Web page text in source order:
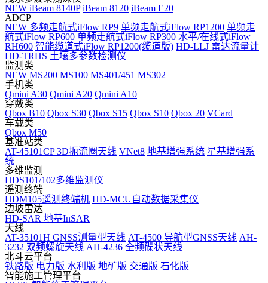
NEW iBeam 8140P iBeam 8120 iBeam E20
ADCP
NEW 多频走航式iFlow RP9 单频走航式iFlow RP1200 单频走
航式iFlow RP600 单频走航式iFlow RP300 水平/在线式iFlow
RH600 智能缆道式iFlow RP1200(缆道版) HD-LLJ 雷达流量计
HD-TRHS 土壤多参数检测仪
监测类
NEW MS200 MS100 MS401/451 MS302
手机类
Qmini A30 Qmini A20 Qmini A10
穿戴类
Qbox B10 Qbox S30 Qbox S15 Qbox S10 Qbox 20 VCard
车载类
Qbox M50
基准站类
AT-45101CP 3D扼流圈天线 VNet8 地基增强系统 星基增强系
统
多维监测
HDS101/102多维监测仪
遥测终端
HDM105遥测终端机 HD-MCU自动数据采集仪
边坡雷达
HD-SAR 地基InSAR
天线
AT-35101H GNSS测量型天线 AT-4500 导航型GNSS天线 AH-
3232 双频螺旋天线 AH-4236 全频碟状天线
北斗云平台
铁路版 电力版 水利版 地矿版 交通版 石化版
智能施工管理平台